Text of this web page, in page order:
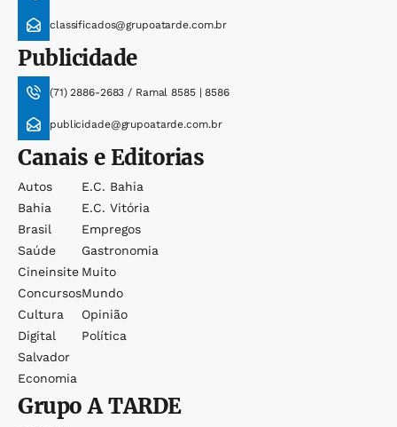
classificados@grupoatarde.com.br
Publicidade
(71) 2886-2683 / Ramal 8585 | 8586
publicidade@grupoatarde.com.br
Canais e Editorias
Autos
Bahia
Brasil
Saúde
Cineinsite
Concursos
Cultura
Digital
Salvador
Economia
E.c. Bahia
E.c. Vitória
Empregos
Gastronomia
Muito
Mundo
Opinião
Política
GrupoA TARDE